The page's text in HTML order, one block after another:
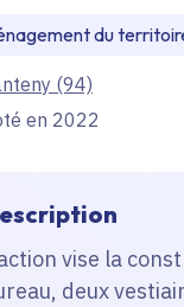
du
(94)
en 2022
vise la
deux